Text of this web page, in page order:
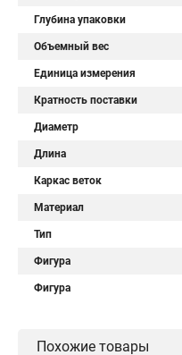
Глубина упаковки
Объемный вес
Единица измерения
Кратность поставки
Диаметр
Длина
Каркас веток
Материал
Тип
Фигура
Фигура
Похожие товары